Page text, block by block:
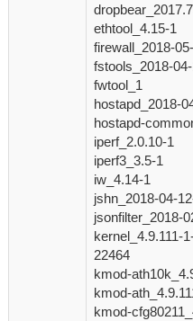
ethtool_4.15-1
firewall_2018-
fstools_2018-
fwtool_1
hostapd_2018-
hostapd-
iperf_2.0.10-1
iperf3_3.5-1
iw_4.14-1
jshn_2018-04-
jsonfilter_2018-
kernel_4.9.111-
22464
kmod-
kmod-
kmod-